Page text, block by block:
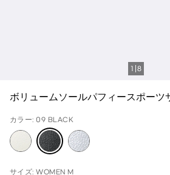
1 8
ボリュームソールパフィースポーツ
カラー: 09 BLACK
サイズ: WOMEN M